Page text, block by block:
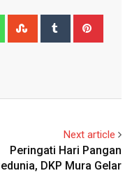
WhatsappStumbleUpon
Tumblr
Next article
Peringati Hari Pangan
DKP Mura Gelar